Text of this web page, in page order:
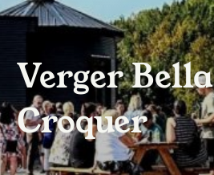
Verger Bella
Croquer